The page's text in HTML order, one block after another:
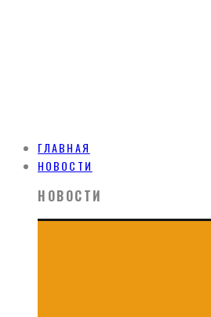
ГЛАВНАЯ
НОВОСТИ
НОВОСТИ